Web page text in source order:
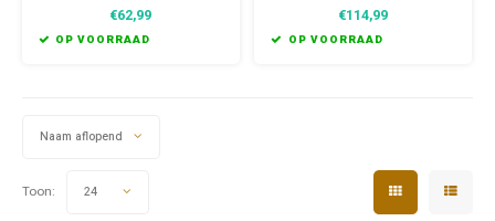
Alliance, Eyrie Dynasty or the
Vagabond.
€62,99
OP VOORRAAD
players will guide the course of
history in an ancient land.
€114,99
OP VOORRAAD
Naam aflopend
Toon: 24